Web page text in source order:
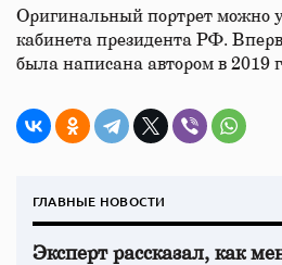
Оригинальный портрет можно
кабинета президента РФ.
была написана автором в 2019
ГЛАВНЫЕ НОВОСТИ
Эксперт рассказал, как